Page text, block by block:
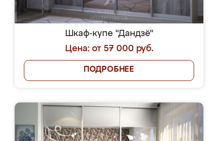
Шкаф-купе "Дандзё"
Цена: от 57 000 руб.
ПОДРОБНЕЕ